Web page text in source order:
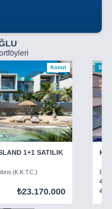
Konut
1+1 SATILIK
(K.K.T.C.)
₺23.170.000
45
403